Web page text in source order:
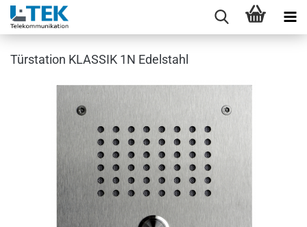
Türstation KLASSIK 1N Edelstahl